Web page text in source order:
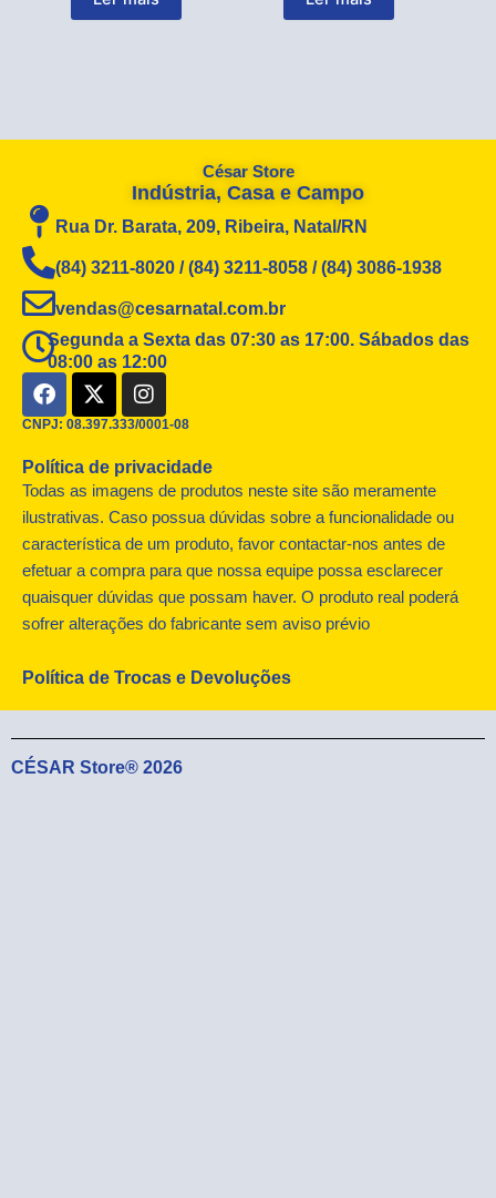
César Store
Indústria, Casa e Campo
Rua Dr. Barata, 209, Ribeira, Natal/RN
(84) 3211-8020 / (84) 3211-8058 / (84) 3086-1938
vendas@cesarnatal.com.br
Segunda a Sexta das 07:30 as 17:00. Sábados das
08:00 as 12:00
F
a
c
b
o
o
k
X
-
t
i
t
t
e
I
n
s
a
g
r
a
CNPJ: 08.397.333/0001-08
Política de privacidade
Todas as imagens de produtos neste site são meramente
ilustrativas. Caso possua dúvidas sobre a funcionalidade ou
característica de um produto, favor contactar-nos antes de
efetuar a compra para que nossa equipe possa esclarecer
quaisquer dúvidas que possam haver. O produto real poderá
sofrer alterações do fabricante sem aviso prévio
Política de Trocas e Devoluções
CÉSAR Store® 2026